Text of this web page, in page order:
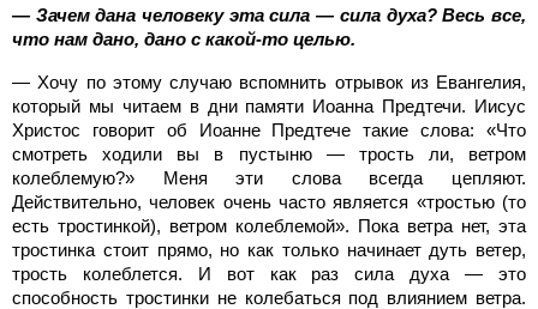
— Зачем дана человеку эта сила — сила духа? Весь все,
что нам дано, дано с какой-то целью.
— Хочу по этому случаю вспомнить отрывок из Евангелия,
который мы читаем в дни памяти Иоанна Предтечи. Иисус
Христос говорит об Иоанне Предтече такие слова: «Что
смотреть ходили вы в пустыню — трость ли, ветром
колеблемую?» Меня эти слова всегда цепляют.
Действительно, человек очень часто является «тростью (то
есть тростинкой), ветром колеблемой». Пока ветра нет, эта
тростинка стоит прямо, но как только начинает дуть ветер,
трость колеблется. И вот как раз сила духа — это
способность тростинки не колебаться под влиянием ветра.